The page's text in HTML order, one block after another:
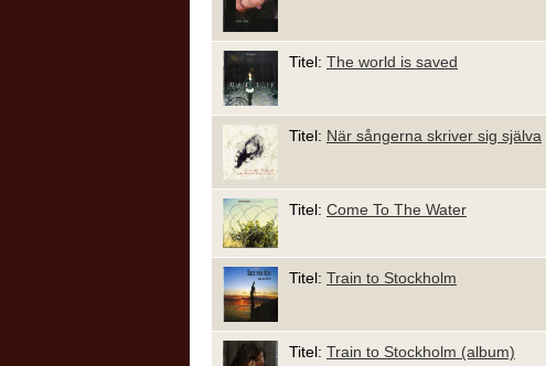
Titel: The world is saved
Titel: När sångerna skriver sig själva
Titel: Come To The Water
Titel: Train to Stockholm
Titel: Train to Stockholm (album)